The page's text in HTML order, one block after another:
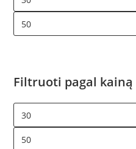
Filtruoti pagal kainą